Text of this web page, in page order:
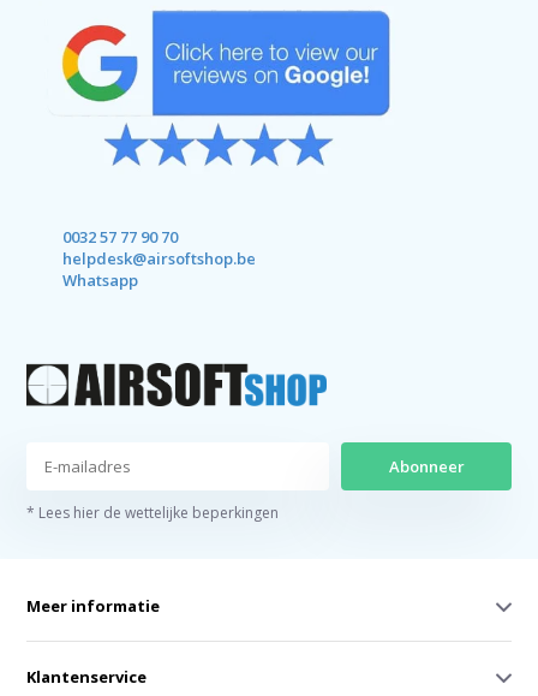
0032 57 77 90 70
helpdesk@airsoftshop.be
Whatsapp
Abonneer
* Lees hier de wettelijke beperkingen
Meer informatie
Klantenservice